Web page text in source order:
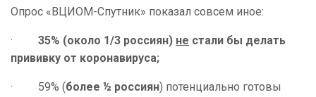
Опрос «ВЦИОМ-Спутник» показал совсем иное:
· 35% (около 1/3 россиян) не стали бы делать
прививку от коронавируса;
· 59% (более ½ россиян) потенциально готовы